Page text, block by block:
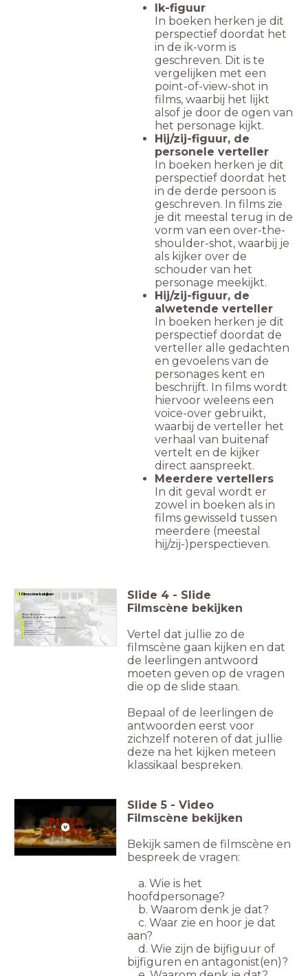
Ik-figuur
In boeken herken je dit
perspectief doordat het
in de ik-vorm is
geschreven. Dit is te
vergelijken met een
point-of-view-shot in
films, waarbij het lijkt
alsof je door de ogen van
het personage kijkt.
Hij/zij-figuur, de
personele verteller
In boeken herken je dit
perspectief doordat het
in de derde persoon is
geschreven. In films zie
je dit meestal terug in de
vorm van een over-the-
shoulder-shot, waarbij je
als kijker over de
schouder van het
personage meekijkt.
Hij/zij-figuur, de
alwetende verteller
In boeken herken je dit
perspectief doordat de
verteller alle gedachten
en gevoelens van de
personages kent en
beschrijft. In films wordt
hiervoor weleens een
voice-over gebruikt,
waarbij de verteller het
verhaal van buitenaf
vertelt en de kijker
direct aanspreekt.
Meerdere vertellers
In dit geval wordt er
zowel in boeken als in
films gewisseld tussen
meerdere (meestal
hij/zij-)perspectieven.
Bekijk de filmscène.
Beantwoord de volgende vragen:
Wieis het hoofdpersonage?
Waaromdenk je dat?
waarzie en hoor je dat aan?
Wiezijn de bijfiguur of bijfiguren en antagonist(en)?
Waaromdenk je dat?
Waarzie en hoor je dat aan?
Welkvertelperspectief is toegepast?
1 Filmscène bekijken Slide 4 - Slide
Filmscène bekijken
Vertel dat jullie zo de
filmscène gaan kijken en dat
de leerlingen antwoord
moeten geven op de vragen
die op de slide staan.
Bepaal of de leerlingen de
antwoorden eerst voor
zichzelf noteren of dat jullie
deze na het kijken meteen
klassikaal bespreken.
Slide 5 - Video
Filmscène bekijken
Bekijk samen de filmscène en
bespreek de vragen:
a. Wie is het
hoofdpersonage?
b. Waarom denk je dat?
c. Waar zie en hoor je dat
aan?
d. Wie zijn de bijfiguur of
bijfiguren en antagonist(en)?